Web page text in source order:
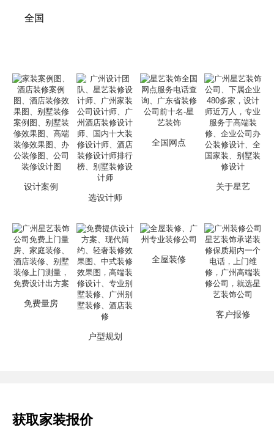
全国
设计案例
选设计师
全国网点
关于星艺
免费量房
户型规划
全屋装修
客户报修
获取家装报价